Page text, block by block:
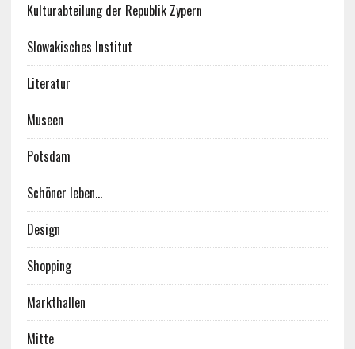
Kulturabteilung der Republik Zypern
Slowakisches Institut
Literatur
Museen
Potsdam
Schöner leben…
Design
Shopping
Markthallen
Mitte